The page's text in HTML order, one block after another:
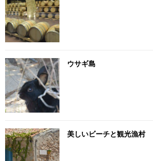
ウサギ島
美しいビーチと観光漁村